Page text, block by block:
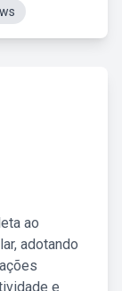
ao
adotando
e